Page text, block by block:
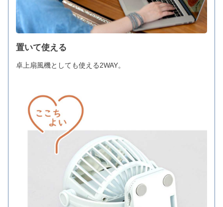
置いて使える
卓上扇風機としても使える2WAY。